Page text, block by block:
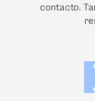
contacto.